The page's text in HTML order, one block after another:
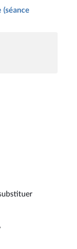
(séance